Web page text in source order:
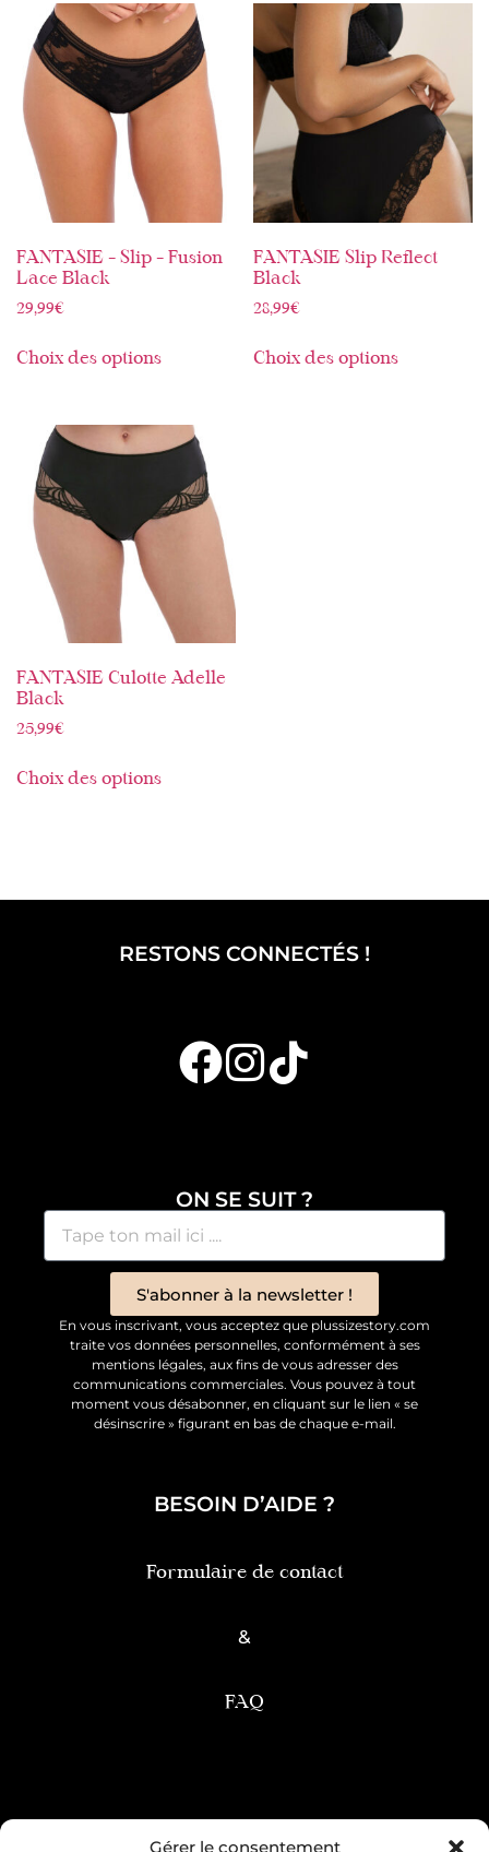
Gérer le consentement
FANTASIE – Slip – Fusion
Lace Black
29,99€
Choix des options
FANTASIE Slip Reflect
Black
28,99€
Choix des options
FANTASIE Culotte Adelle
Black
25,99€
Choix des options
RESTONS CONNECTÉS !
ON SE SUIT ?
S'abonner à la newsletter !
En vous inscrivant, vous acceptez que plussizestory.com
traite vos données personnelles, conformément à ses
mentions légales, aux fins de vous adresser des
communications commerciales. Vous pouvez à tout
moment vous désabonner, en cliquant sur le lien « se
désinscrire » figurant en bas de chaque e-mail.
BESOIN D’AIDE ?
Formulaire de contact
&
FAQ
Condition générale de vente